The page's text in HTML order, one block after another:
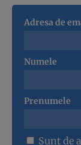
Adresa de
Numele
Prenumele
Sunt de